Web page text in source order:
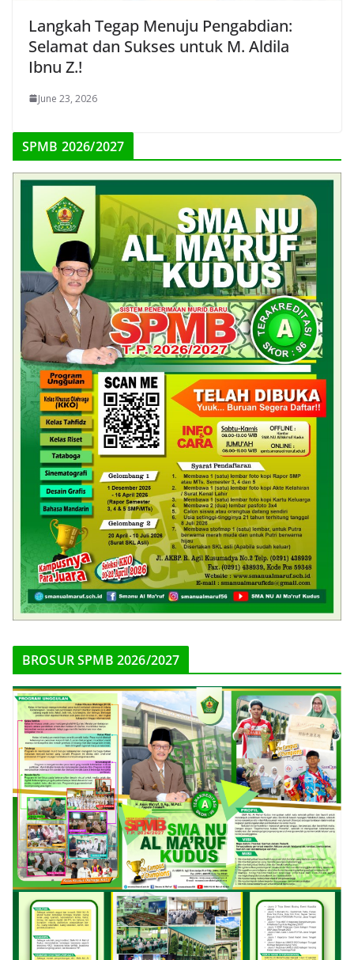
Langkah Tegap Menuju Pengabdian:
Selamat dan Sukses untuk M. Aldila
Ibnu Z.!
June 23, 2026
SPMB 2026/2027
BROSUR SPMB 2026/2027